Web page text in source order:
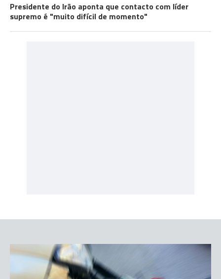
Presidente do Irão aponta que contacto com líder
supremo é "muito difícil de momento"